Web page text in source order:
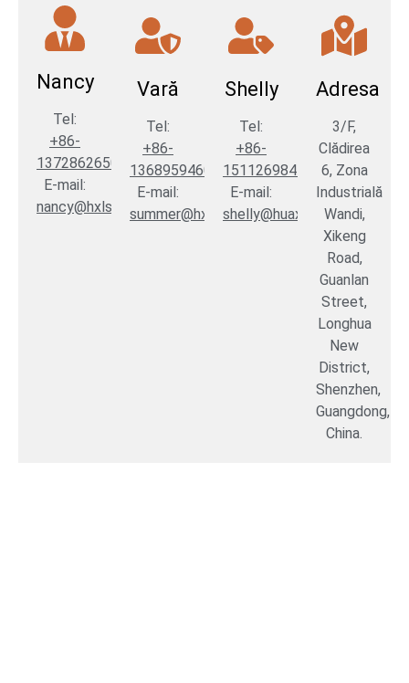
Nancy
Tel:
+86-
13728626507
E-mail:
nancy@hxlsz.com
Vară
Tel:
+86-
13689594603
E-mail:
summer@hxlgd.com
Shelly
Tel:
+86-
15112698454
E-mail:
shelly@huaxianglian.com
Adresa
3/F,
Clădirea
6, Zona
Industrială
Wandi,
Xikeng
Road,
Guanlan
Street,
Longhua
New
District,
Shenzhen,
Guangdong,
China.